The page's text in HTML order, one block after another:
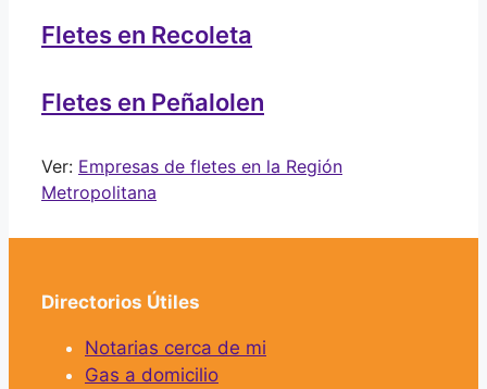
Fletes en Recoleta
Fletes en Peñalolen
Ver: Empresas de fletes en la Región
Metropolitana
Directorios Útiles
Notarias cerca de mi
Gas a domicilio